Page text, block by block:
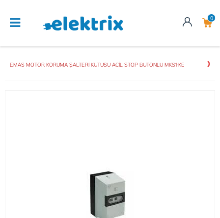
0
EMAS MOTOR KORUMA ŞALTERİ KUTUSU ACİL STOP BUTONLU MKS1-KE